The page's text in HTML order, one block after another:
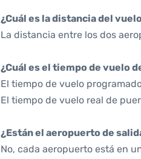
¿Cuál es la distancia del
La distancia entre los dos
¿Cuál es el tiempo de vuelo
El tiempo de vuelo
El tiempo de vuelo real de
¿Están el aeropuerto de
No, cada aeropuerto está en